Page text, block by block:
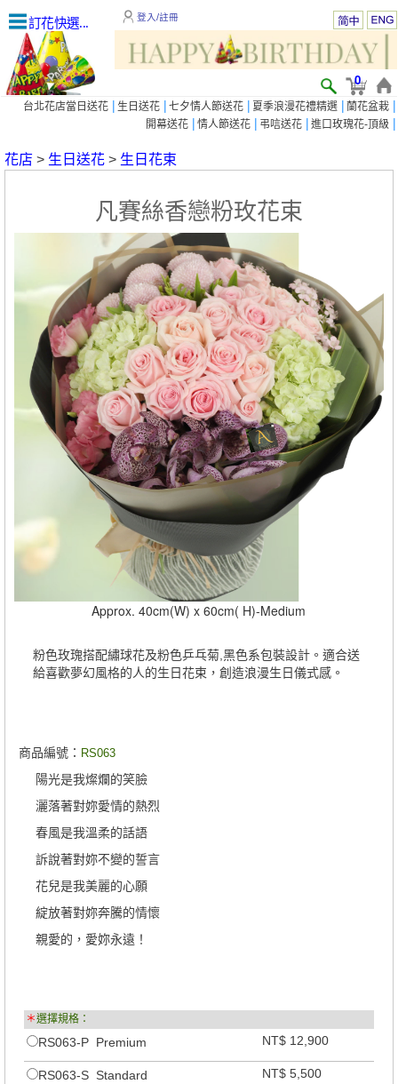
訂花快選... 登入/註冊
0
台北花店當日送花 | 生日送花 | 七夕情人節送花 | 夏季浪漫花禮精選 | 蘭花盆栽 |
開幕送花 | 情人節送花 | 弔唁送花 | 進口玫瑰花-頂級 |
花店 > 生日送花 > 生日花束
凡賽絲香戀粉玫花束
Approx. 40cm(W) x 60cm( H)-Medium
粉色玫瑰搭配繡球花及粉色乒乓菊,黑色系包裝設計。適合送
給喜歡夢幻風格的人的生日花束，創造浪漫生日儀式感。
商品編號： RS063
陽光是我燦爛的笑臉
灑落著對妳愛情的熱烈
春風是我溫柔的話語
訴說著對妳不變的誓言
花兒是我美麗的心願
綻放著對妳奔騰的情懷
親愛的，愛妳永遠！
＊選擇規格：
RS063-P Premium NT$ 12,900
RS063-S Standard NT$ 5,500